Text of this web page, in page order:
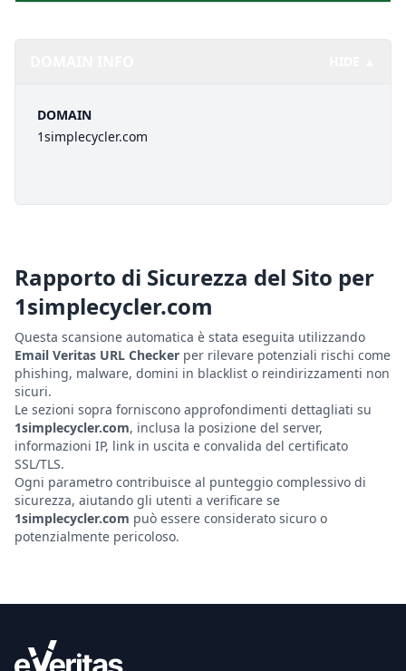
DOMAIN
1simplecycler.com
Rapporto di Sicurezza del Sito per
1simplecycler.com
Questa scansione automatica è stata eseguita utilizzando
Email Veritas URL Checker per rilevare potenziali rischi come
phishing, malware, domini in blacklist o reindirizzamenti non
sicuri.
Le sezioni sopra forniscono approfondimenti dettagliati su
1simplecycler.com, inclusa la posizione del server,
informazioni IP, link in uscita e convalida del certificato
SSL/TLS.
Ogni parametro contribuisce al punteggio complessivo di
sicurezza, aiutando gli utenti a verificare se
1simplecycler.com può essere considerato sicuro o
potenzialmente pericoloso.